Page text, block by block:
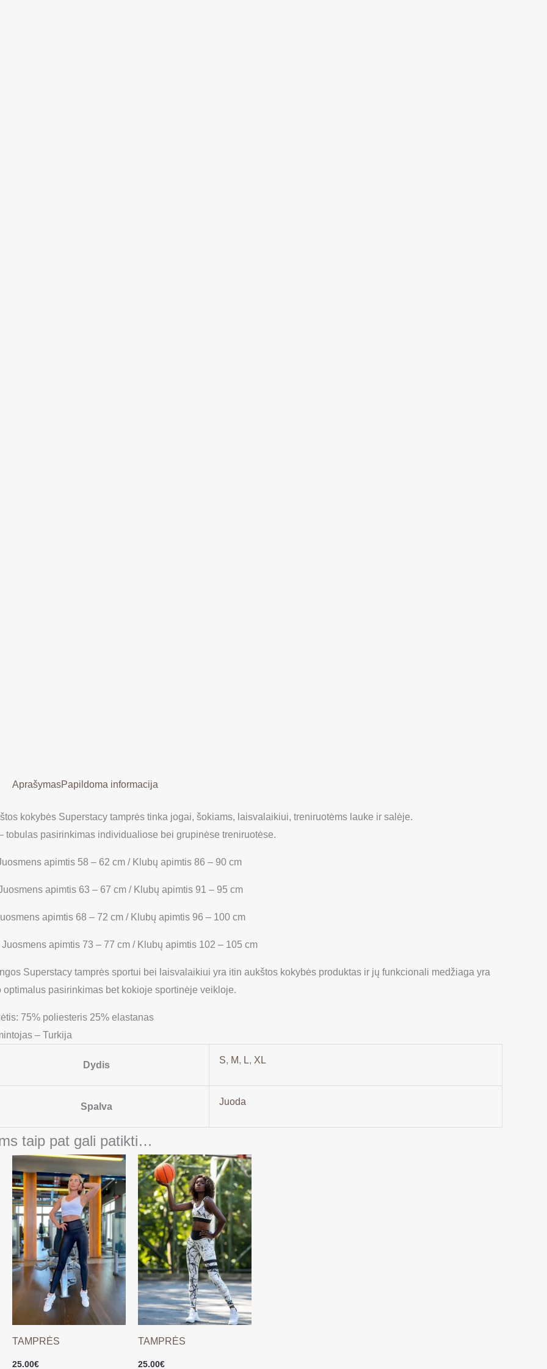
AprašymasPapildoma informacija
kokybės Superstacy tamprės tinka jogai, šokiams, laisvalaikiui, treniruotėms lauke ir salėje.
tobulas pasirinkimas individualiose bei grupinėse treniruotėse.
apimtis 58 – 62 cm / Klubų apimtis 86 – 90 cm
apimtis 63 – 67 cm / Klubų apimtis 91 – 95 cm
apimtis 68 – 72 cm / Klubų apimtis 96 – 100 cm
Juosmens apimtis 73 – 77 cm / Klubų apimtis 102 – 105 cm
Superstacy tamprės sportui bei laisvalaikiui yra itin aukštos kokybės produktas ir jų funkcionali medžiaga yra
optimalus pasirinkimas bet kokioje sportinėje veikloje.
75% poliesteris 25% elastanas
– Turkija
Dydis S, M, L, XL
Spalva Juoda
taip pat gali patikti…
TAMPRĖS
25.00€
TAMPRĖS
25.00€